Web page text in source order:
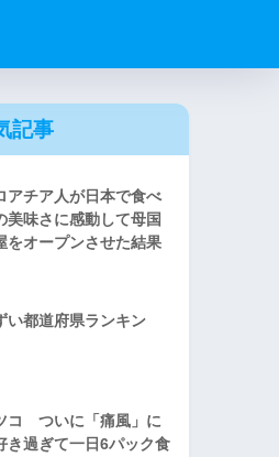
記事
アチア人が日本で食べ
美味さに感動して母国
をオープンさせた結果
い都道府県ランキン
コ ついに「痛風」に
過ぎて一日6パック食